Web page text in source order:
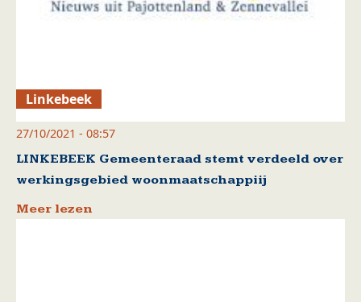
Linkebeek
27/10/2021 - 08:57
LINKEBEEK Gemeenteraad stemt verdeeld over
werkingsgebied woonmaatschappiij
Meer lezen